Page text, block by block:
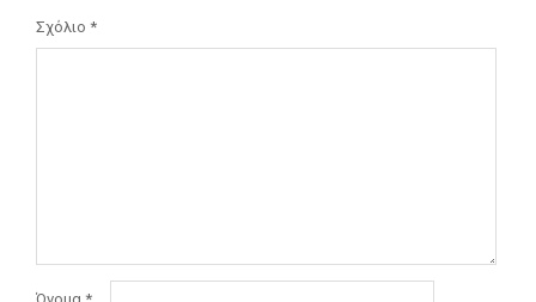
Σχόλιο *